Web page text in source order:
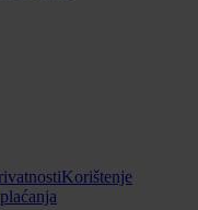
Korištenje